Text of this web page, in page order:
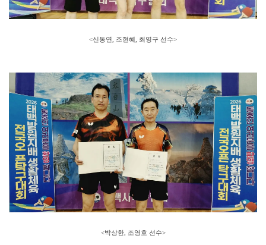
<신동연, 조현혜, 최영구 선수>
<박상한, 조영호 선수>